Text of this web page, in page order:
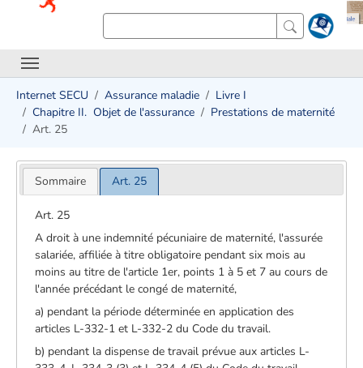
Internet SECU Assurance maladie
Livre I
Chapitre II. ­ Objet de l'assurance
Prestations de maternité
Art. 25
Sommaire Art. 25
Art. 25
A droit à une indemnité pécuniaire de maternité, l'assurée
salariée, affiliée à titre obligatoire pendant six mois au
moins au titre de l'article 1er, points 1 à 5 et 7 au cours de
l'année précédant le congé de maternité,
a) pendant la période déterminée en application des
articles L-332-1 et L-332-2 du Code du travail.
b) pendant la dispense de travail prévue aux articles L-